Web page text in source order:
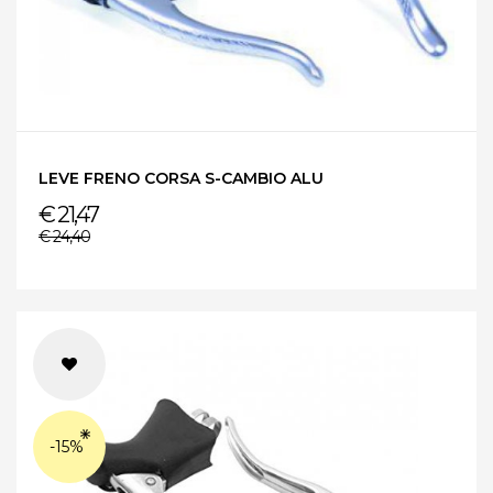
LEVE FRENO CORSA S-CAMBIO ALU
€ 21,47
€ 24,40
-15%